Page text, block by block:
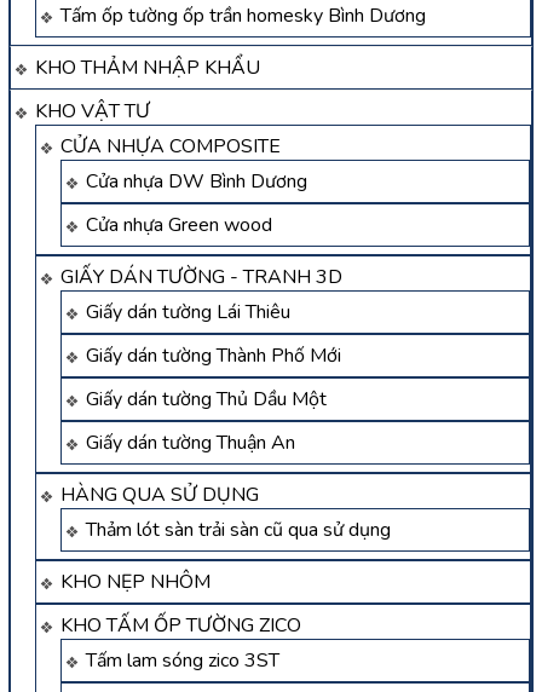
Tấm ốp tường ốp trần homesky Bình Dương
KHO THẢM NHẬP KHẨU
KHO VẬT TƯ
CỬA NHỰA COMPOSITE
Cửa nhựa DW Bình Dương
Cửa nhựa Green wood
GIẤY DÁN TƯỜNG - TRANH 3D
Giấy dán tường Lái Thiêu
Giấy dán tường Thành Phố Mới
Giấy dán tường Thủ Dầu Một
Giấy dán tường Thuận An
HÀNG QUA SỬ DỤNG
Thảm lót sàn trải sàn cũ qua sử dụng
KHO NẸP NHÔM
KHO TẤM ỐP TƯỜNG ZICO
Tấm lam sóng zico 3ST